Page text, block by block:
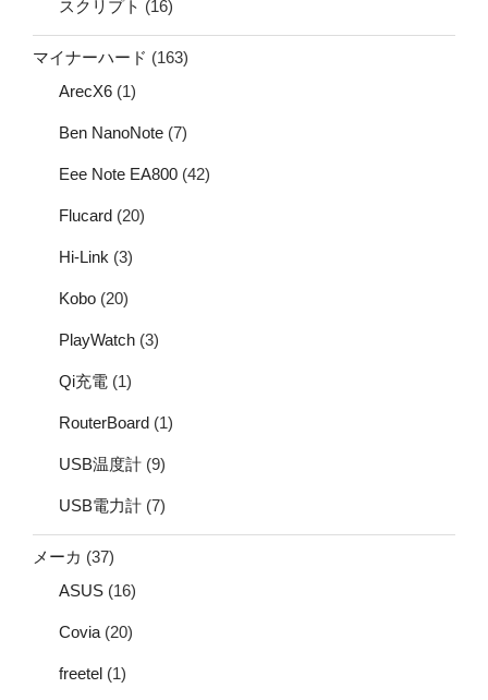
スクリプト (16)
マイナーハード (163)
ArecX6 (1)
Ben NanoNote (7)
Eee Note EA800 (42)
Flucard (20)
Hi-Link (3)
Kobo (20)
PlayWatch (3)
Qi充電 (1)
RouterBoard (1)
USB温度計 (9)
USB電力計 (7)
メーカ (37)
ASUS (16)
Covia (20)
freetel (1)